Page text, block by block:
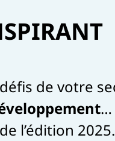
de votre
…
l’édition 2025.